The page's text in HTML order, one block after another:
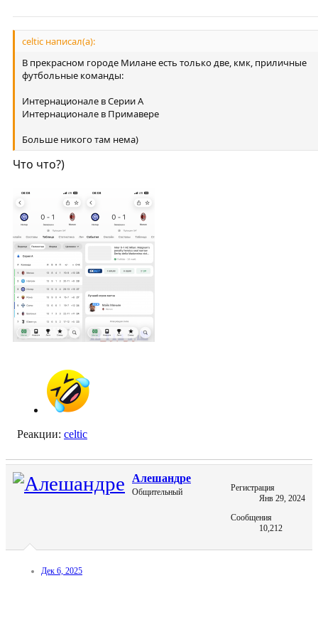
celtic написал(а):
В прекрасном городе Милане есть только две, кмк, приличные
футбольные команды:
Интернационале в Серии А
Интернационале в Примавере
Больше никого там нема)
Что что?)
Реакции: celtic
Алешандре
Общительный
Регистрация
Янв 29, 2024
Сообщения
10,212
Дек 6, 2025